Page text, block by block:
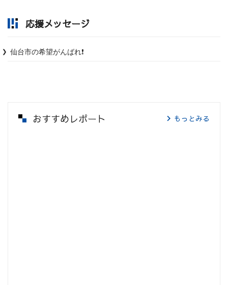
応援メッセージ
仙台市の希望がんばれ❗️
おすすめレポート もっとみる